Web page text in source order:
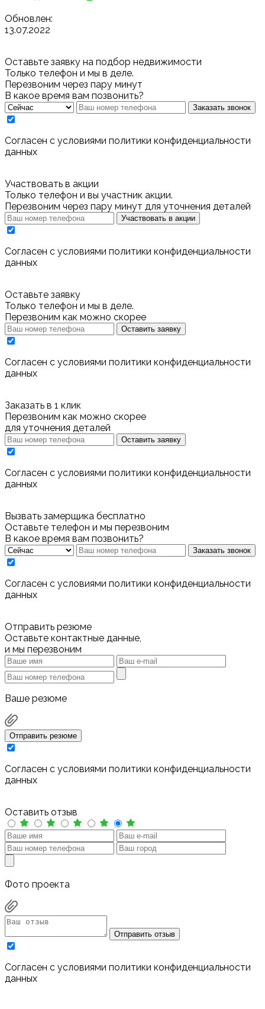
Обновлен:
13.07.2022
Оставьте заявку на подбор недвижимости
Только телефон и мы в деле.
Перезвоним через пару минут
В какое время вам позвонить?
Заказать звонок
Cогласен с условиями политики конфиденциальности
данных
Участвовать в акции
Только телефон и вы участник акции.
Перезвоним через пару минут для уточнения деталей
Участвовать в акции
Cогласен с условиями политики конфиденциальности
данных
Оставьте заявку
Только телефон и мы в деле.
Перезвоним как можно скорее
Оставить заявку
Cогласен с условиями политики конфиденциальности
данных
Заказать в 1 клик
Перезвоним как можно скорее
для уточнения деталей
Оставить заявку
Cогласен с условиями политики конфиденциальности
данных
Вызвать замерщика бесплатно
Оставьте телефон и мы перезвоним
В какое время вам позвонить?
Заказать звонок
Cогласен с условиями политики конфиденциальности
данных
Отправить резюме
Оставьте контактные данные,
и мы перезвоним
Ваше резюме
Отправить резюме
Cогласен с условиями политики конфиденциальности
данных
Оставить отзыв
Фото проекта
Отправить отзыв
Cогласен с условиями политики конфиденциальности
данных